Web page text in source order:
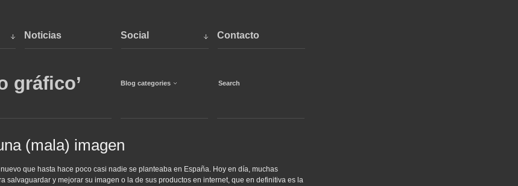
Noticias Social Contacto
gráfico’ Blog categories
(mala) imagen
que hasta hace poco casi nadie se planteaba en España. Hoy en día, muchas
salvaguardar y mejorar su imagen o la de sus productos en internet, que en definitiva es la